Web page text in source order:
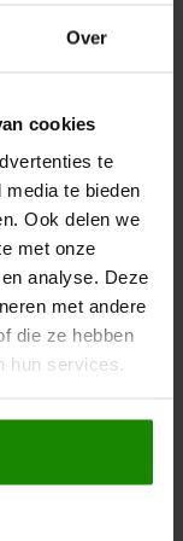
Over
cookies
te
te bieden
Ook delen we
met onze
analyse. Deze
met andere
die ze hebben
hun services.